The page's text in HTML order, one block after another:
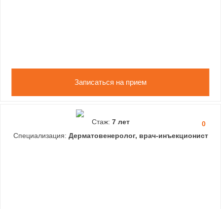
Записаться на прием
0
Стаж: 7 лет
Специализация: Дерматовенеролог, врач-инъекционист